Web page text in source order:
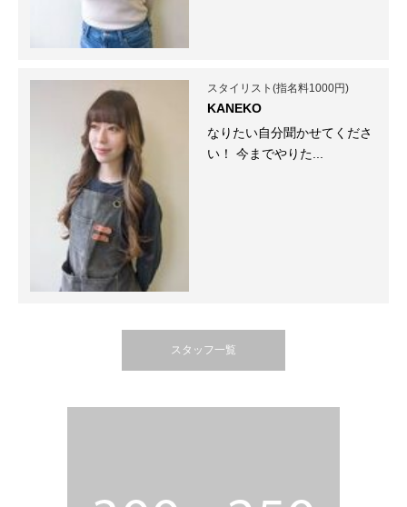
スタイリスト(指名料1000円)
KANEKO
なりたい自分聞かせてくださ
い！ 今までやりた...
スタッフ一覧